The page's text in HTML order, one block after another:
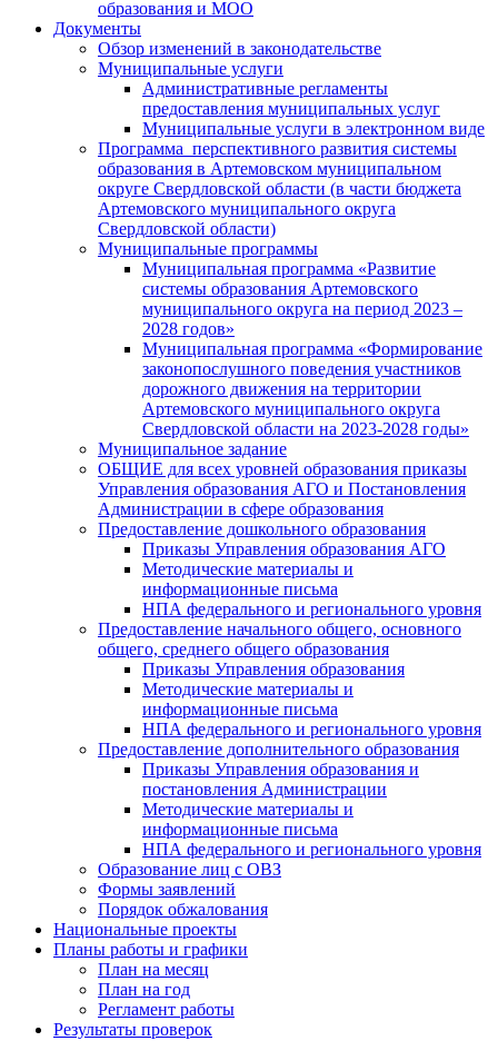
образования и МОО
Документы
Обзор изменений в законодательстве
Муниципальные услуги
Административные регламенты
предоставления муниципальных услуг
Муниципальные услуги в электронном виде
Программа перспективного развития системы
образования в Артемовском муниципальном
округе Свердловской области (в части бюджета
Артемовского муниципального округа
Свердловской области)
Муниципальные программы
Муниципальная программа «Развитие
системы образования Артемовского
муниципального округа на период 2023 –
2028 годов»
Муниципальная программа «Формирование
законопослушного поведения участников
дорожного движения на территории
Артемовского муниципального округа
Свердловской области на 2023-2028 годы»
Муниципальное задание
ОБЩИЕ для всех уровней образования приказы
Управления образования АГО и Постановления
Администрации в сфере образования
Предоставление дошкольного образования
Приказы Управления образования АГО
Методические материалы и
информационные письма
НПА федерального и регионального уровня
Предоставление начального общего, основного
общего, среднего общего образования
Приказы Управления образования
Методические материалы и
информационные письма
НПА федерального и регионального уровня
Предоставление дополнительного образования
Приказы Управления образования и
постановления Администрации
Методические материалы и
информационные письма
НПА федерального и регионального уровня
Образование лиц с ОВЗ
Формы заявлений
Порядок обжалования
Национальные проекты
Планы работы и графики
План на месяц
План на год
Регламент работы
Результаты проверок